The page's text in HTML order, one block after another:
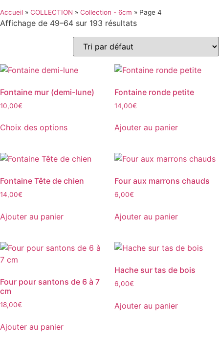
Accueil » COLLECTION » Collection - 6cm » Page 4
Affichage de 49–64 sur 193 résultats
Fontaine mur (demi-lune)
10,00€
Choix des options
produit
a
variations.
Les
peuvent
choisies
sur
page
du
produit
Fontaine ronde petite
14,00€
Ajouter au panier
Fontaine Tête de chien
14,00€
Ajouter au panier
Four aux marrons chauds
6,00€
Ajouter au panier
Four pour santons de 6 à 7
cm
18,00€
Ajouter au panier
Hache sur tas de bois
6,00€
Ajouter au panier